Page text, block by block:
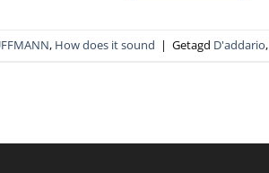
, How does it sound | Getagd D'addario,